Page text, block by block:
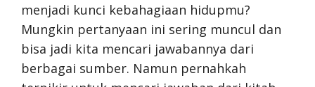
menjadi kunci kebahagiaan hidupmu?
Mungkin pertanyaan ini sering muncul dan
bisa jadi kita mencari jawabannya dari
berbagai sumber. Namun pernahkah